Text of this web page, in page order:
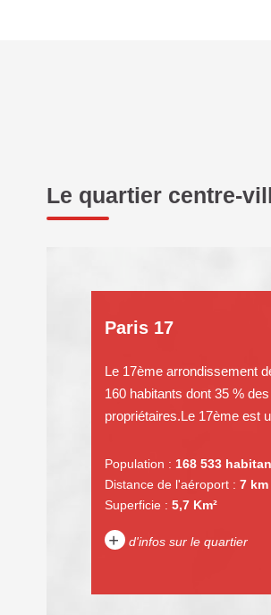
Le quartier centre-
Paris 17
Le 17ème arrondissement
160 habitants dont 35 %
propriétaires.Le 17ème est
Population : 168 533
Distance de l'aéroport : 7 km
Superficie : 5,7 Km²
+ d'infos sur le quartier